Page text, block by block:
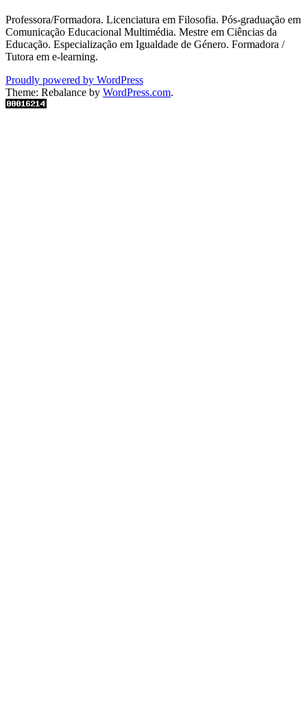
Professora/Formadora. Licenciatura em Filosofia. Pós-graduação em
Comunicação Educacional Multimédia. Mestre em Ciências da
Educação. Especialização em Igualdade de Género. Formadora /
Tutora em e-learning.
Proudly powered by WordPress
Theme: Rebalance by WordPress.com.